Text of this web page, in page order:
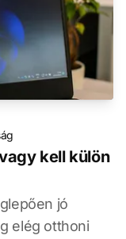
kell külön
jó
elég otthoni